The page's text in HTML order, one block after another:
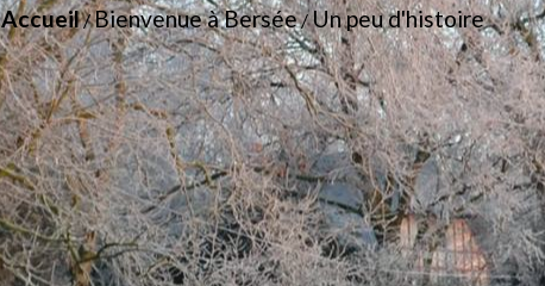
Accueil/Bienvenue à Bersée/Un peu d'histoire